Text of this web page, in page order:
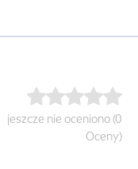
jeszcze nie oceniono (0
Oceny)